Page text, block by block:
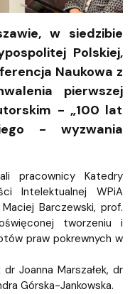
w siedzibie
Polskiej,
Naukowa z
pierwszej
- „100 lat
- wyzwania
pracownicy Katedry
Intelektualnej WPiA
Barczewski, prof.
tworzeniu i
praw pokrewnych w
Joanna Marszałek, dr
Górska-Jankowska.